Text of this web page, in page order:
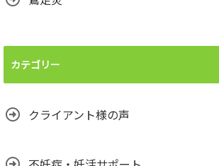
カテゴリー
クライアント様の声